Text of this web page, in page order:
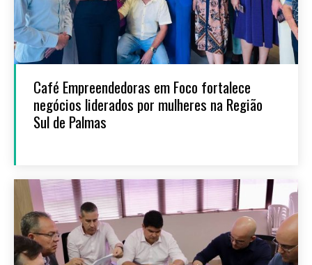
Café Empreendedoras em Foco fortalece
negócios liderados por mulheres na Região
Sul de Palmas